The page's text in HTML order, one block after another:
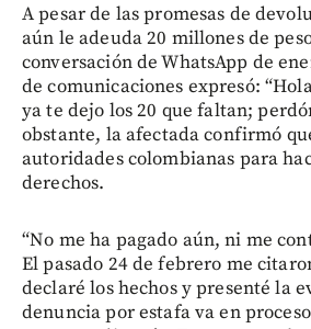
A pesar de las promesas de
aún le adeuda 20 millones de
conversación de WhatsApp de
de comunicaciones expresó:
ya te dejo los 20 que faltan;
obstante, la afectada confirmó
autoridades colombianas para
derechos.
“No me ha pagado aún, ni me
El pasado 24 de febrero me
declaré los hechos y presenté la
denuncia por estafa va en